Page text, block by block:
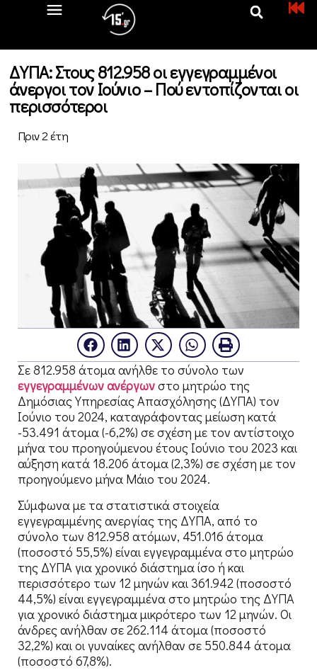
ΔΥΠΑ: Στους 812.958 οι εγγεγραμμένοι
άνεργοι τον Ιούνιο – Πού εντοπίζονται οι
περισσότεροι
Πριν 2 έτη
Σε 812.958 άτομα ανήλθε το σύνολο των
εγγεγραμμένων ανέργωνστο μητρώο της
Δημόσιας Υπηρεσίας Απασχόλησης (ΔΥΠΑ) τον
Ιούνιο του 2024, καταγράφοντας μείωση κατά
-53.491 άτομα (-6,2%) σε σχέση με τον αντίστοιχο
μήνα του προηγούμενου έτους Ιούνιο του 2023 και
αύξηση κατά 18.206 άτομα (2,3%) σε σχέση με τον
προηγούμενο μήνα Μάιο του 2024.
Σύμφωνα με τα στατιστικά στοιχεία
εγγεγραμμένης ανεργίας της ΔΥΠΑ, από το
σύνολο των 812.958 ατόμων, 451.016 άτομα
(ποσοστό 55,5%) είναι εγγεγραμμένα στο μητρώο
της ΔΥΠΑ για χρονικό διάστημα ίσο ή και
περισσότερο των 12 μηνών και 361.942 (ποσοστό
44,5%) είναι εγγεγραμμένα στο μητρώο της ΔΥΠΑ
για χρονικό διάστημα μικρότερο των 12 μηνών. Οι
άνδρες ανήλθαν σε 262.114 άτομα (ποσοστό
32,2%) και οι γυναίκες ανήλθαν σε 550.844 άτομα
(ποσοστό 67,8%).